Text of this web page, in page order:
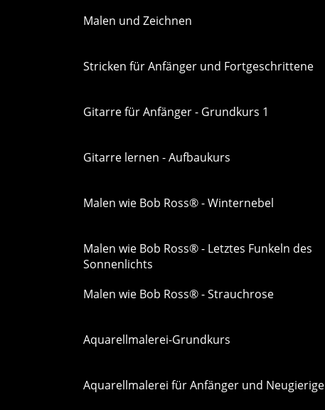
Malen und Zeichnen
Stricken für Anfänger und Fortgeschrittene
Gitarre für Anfänger - Grundkurs 1
Gitarre lernen - Aufbaukurs
Malen wie Bob Ross® - Winternebel
Malen wie Bob Ross® - Letztes Funkeln des
Sonnenlichts
Malen wie Bob Ross® - Strauchrose
Aquarellmalerei-Grundkurs
Aquarellmalerei für Anfänger und Neugierige